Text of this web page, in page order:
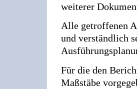
weiterer
Alle getroffenen
und verständlich
Für die den
Maßstäbe